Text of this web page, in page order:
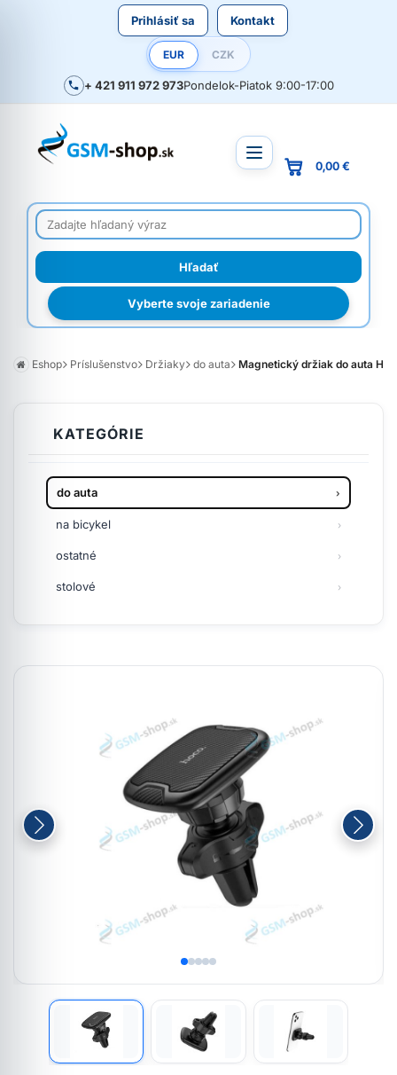
Prihlásiť sa Kontakt
EUR CZK
+ 421 911 972 973Pondelok-Piatok 9:00-17:00
Vyberte svoje zariadenie
0,00 €
Eshop Príslušenstvo Držiaky do auta Magnetický držiak do auta
KATEGÓRIE
do auta
na bicykel
ostatné
stolové